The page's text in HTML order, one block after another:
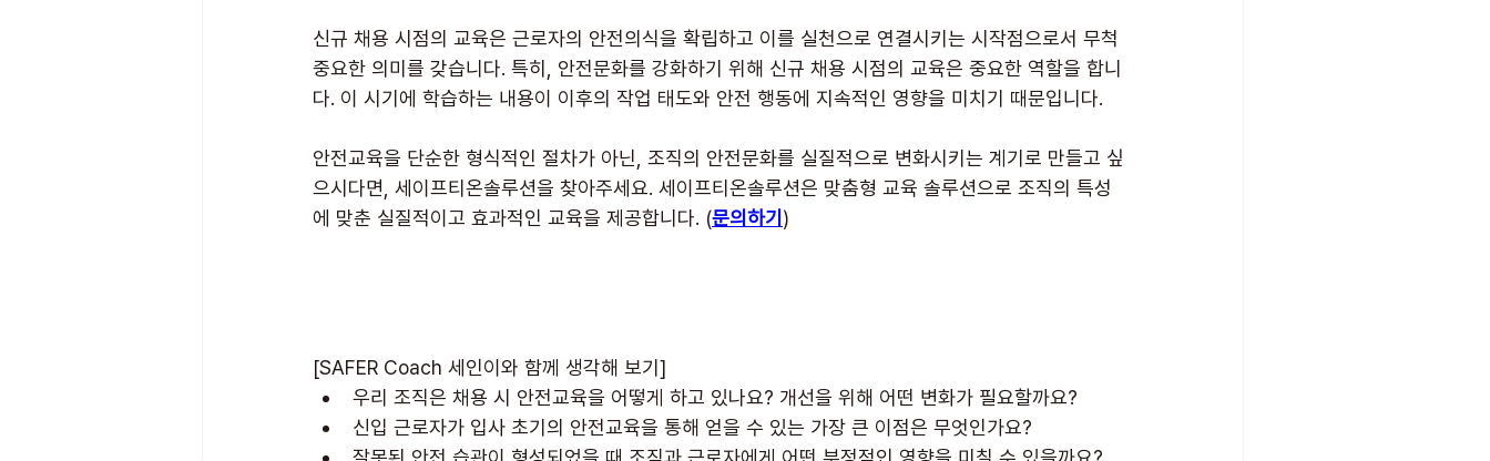
신규 채용 시점의 교육은 근로자의 안전의식을 확립하고 이를 실천으로 연결시키는 시작점으로서 무척
중요한 의미를 갖습니다. 특히, 안전문화를 강화하기 위해 신규 채용 시점의 교육은 중요한 역할을 합니
다. 이 시기에 학습하는 내용이 이후의 작업 태도와 안전 행동에 지속적인 영향을 미치기 때문입니다.
안전교육을 단순한 형식적인 절차가 아닌, 조직의 안전문화를 실질적으로 변화시키는 계기로 만들고 싶
으시다면, 세이프티온솔루션을 찾아주세요. 세이프티온솔루션은 맞춤형 교육 솔루션으로 조직의 특성
에 맞춘 실질적이고 효과적인 교육을 제공합니다. (문의하기 )
[SAFER Coach 세인이와 함께 생각해 보기]
우리 조직은 채용 시 안전교육을 어떻게 하고 있나요? 개선을 위해 어떤 변화가 필요할까요?
신입 근로자가 입사 초기의 안전교육을 통해 얻을 수 있는 가장 큰 이점은 무엇인가요?